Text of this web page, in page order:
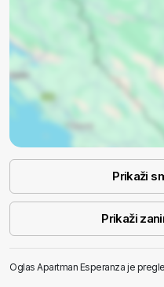
Prikaži
Prikaži
Oglas Apartman Esperanza je